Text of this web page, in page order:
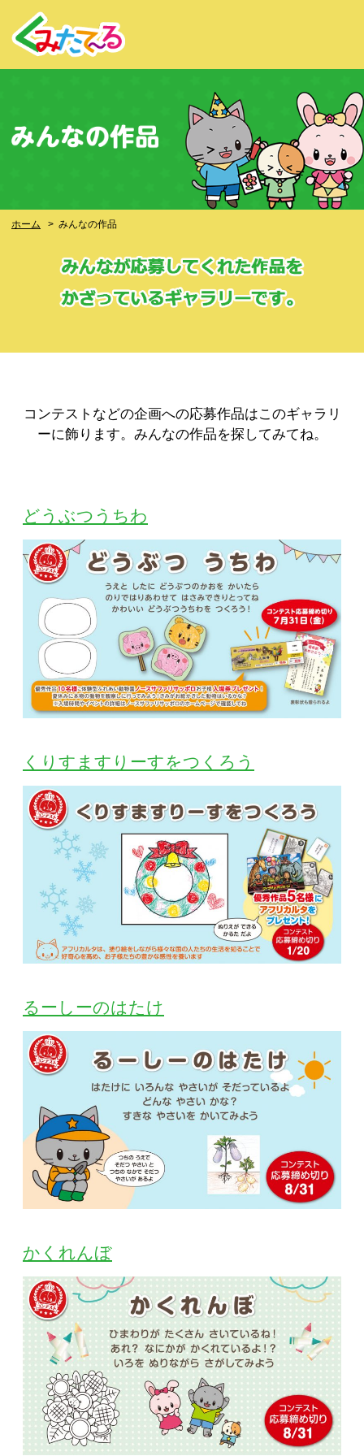
ホーム > みんなの作品
コンテストなどの企画への応募作品はこのギャラリ
ーに飾ります。みんなの作品を探してみてね。
どうぶつうちわ
くりすますりーすをつくろう
るーしーのはたけ
かくれんぼ